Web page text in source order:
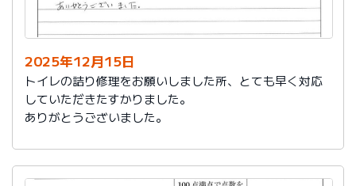
今後は、このような規模の修繕を行うことはおそらく起
こらず、小さな小さな修繕になろうかと思いますが、そ
の折は中田様、渡辺様にお願いさせていただくつもりで
おります。とても素晴らしい社員様です。
寒さもひとしお厳しい折でございますので、社長様、社
員の皆様にはどうぞくれぐれもご自愛くださいますよう
お祈り申し上げます。
敬具
2025年12月15日
トイレの詰り修理をお願いしました所、とても早く対応
していただきたすかりました。
ありがとうございました。